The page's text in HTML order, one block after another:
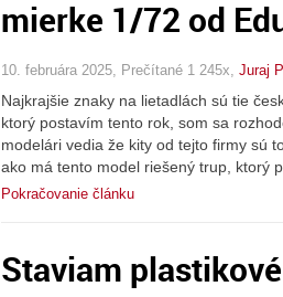
mierke 1/72 od
10. februára 2025, Prečítané 1 245x, Juraj
Najkrajšie znaky na lietadlách sú tie
ktorý postavím tento rok, som sa
modelári vedia že kity od tejto firmy sú
ako má tento model riešený trup, ktorý
Pokračovanie článku
Staviam